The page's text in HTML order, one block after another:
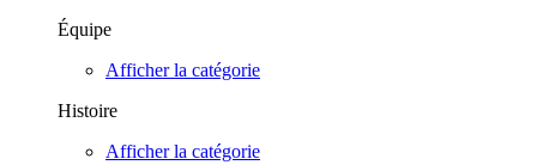
Équipe
Afficher la catégorie
Histoire
Afficher la catégorie